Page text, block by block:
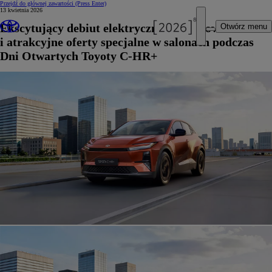
Przejdź do głównej zawartości (Press Enter)
Otwórz menu
13 kwietnia 2026
Ekscytujący debiut elektrycznego crossovera
i atrakcyjne oferty specjalne w salonach podczas
Dni Otwartych Toyoty C-HR+